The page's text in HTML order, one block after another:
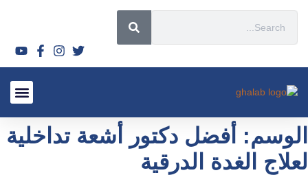
الوسم: أفضل دكتور أشعة تداخلية
لعلاج الغدة الدرقية